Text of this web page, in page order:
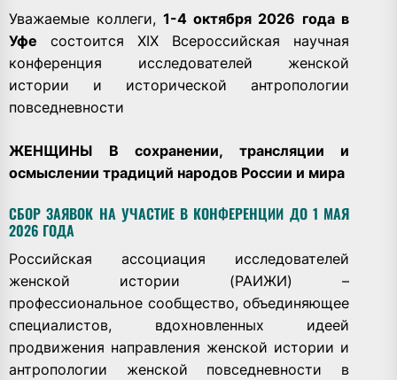
Уважаемые коллеги, 1-4 октября 2026 года в
Уфе состоится
XIX Всероссийская научная
конференция исследователей женской
истории
и исторической антропологии
повседневности
ЖЕНЩИНЫ В сохранении, трансляции
и
осмыслении традиций народов России и мира
СБОР ЗАЯВОК НА УЧАСТИЕ В КОНФЕРЕНЦИИ ДО 1 МАЯ
2026 ГОДА
Российская ассоциация исследователей
женской истории (РАИЖИ) –
профессиональное сообщество, объединяющее
специалистов, вдохновленных идеей
продвижения направления женской истории и
антропологии женской повседневности в